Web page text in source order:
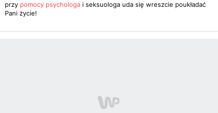
przy pomocy psychologa i seksuologa uda się wreszcie poukładać
Pani życie!